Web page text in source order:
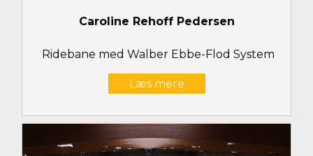
Caroline Rehoff Pedersen
Ridebane med Walber Ebbe-Flod System
Læs mere